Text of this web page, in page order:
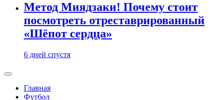
Метод Миядзаки! Почему стоит
посмотреть отреставрированный
«Шёпот сердца»
6 дней спустя
Главная
Футбол